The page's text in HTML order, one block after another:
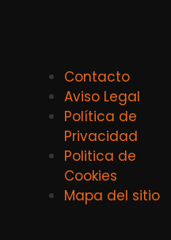
Contacto
Aviso Legal
Política de
Privacidad
Politica de
Cookies
Mapa del sitio